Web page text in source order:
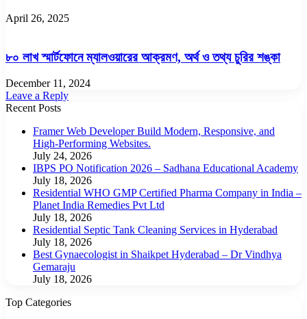
April 26, 2025
৮০ লাখ স্মার্টফোনে ম্যালওয়ারের আক্রমণ, অর্থ ও তথ্য চুরির শঙ্কা
December 11, 2024
Leave a Reply
Recent Posts
Framer Web Developer Build Modern, Responsive, and
High-Performing Websites.
July 24, 2026
IBPS PO Notification 2026 – Sadhana Educational Academy
July 18, 2026
Residential WHO GMP Certified Pharma Company in India –
Planet India Remedies Pvt Ltd
July 18, 2026
Residential Septic Tank Cleaning Services in Hyderabad
July 18, 2026
Best Gynaecologist in Shaikpet Hyderabad – Dr Vindhya
Gemaraju
July 18, 2026
Top Categories